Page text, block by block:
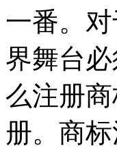
一番。
界舞台
么注册
册。商